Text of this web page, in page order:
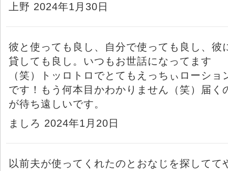
上野 2024年1月30日
彼と使っても良し、自分で使っても良し、彼
貸しても良し。いつもお世話になってます
（笑）トッロトロでとてもえっちぃローショ
です！もう何本目かわかりません（笑）届く
が待ち遠しいです。
ましろ 2024年1月20日
以前夫が使ってくれたのとおなじを探してて